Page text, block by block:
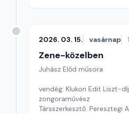
2026. 03. 15. vasárnap
Zene-közelben
Juhász Előd műsora
vendég: Klukon Edit Liszt-
zongoraművész
Társszerkesztő: Peresztegi